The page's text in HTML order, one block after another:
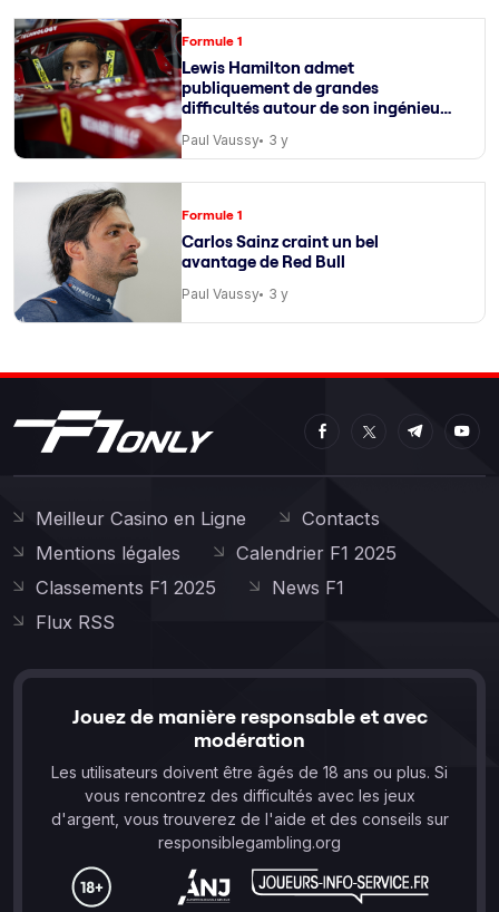
Formule 1
Lewis Hamilton admet
publiquement de grandes
difficultés autour de son ingénieur
Paul Vaussy 3 y
Formule 1
Carlos Sainz craint un bel
avantage de Red Bull
Paul Vaussy 3 y
Meilleur Casino en Ligne
Contacts
Mentions légales
Calendrier F1 2025
Classements F1 2025
News F1
Flux RSS
Jouez de manière responsable et avec
modération
Les utilisateurs doivent être âgés de 18 ans ou plus. Si
vous rencontrez des difficultés avec les jeux
d'argent, vous trouverez de l'aide et des conseils sur
responsiblegambling.org